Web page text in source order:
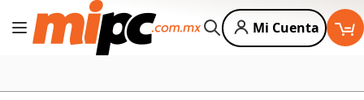
Cambiar Nav
Buscar
Mi Cuenta